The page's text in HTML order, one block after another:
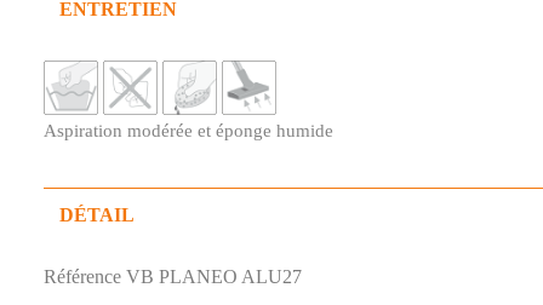
ENTRETIEN
Aspiration modérée et éponge humide
DÉTAIL
Référence VB PLANEO ALU27